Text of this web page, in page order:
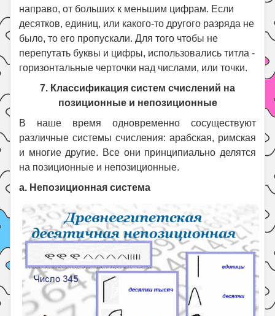
направо, от больших к меньшим цифрам. Если
десятков, единиц, или какого-то другого разряда не
было, то его пропускали. Для того чтобы не
перепутать буквы и цифры, использовались титла -
горизонтальные черточки над числами, или точки.
7. Классификация систем счислений на
позиционные и непозиционные
В наше время одновременно сосуществуют
различные системы счисления: арабская, римская
и многие другие. Все они принципиально делятся
на позиционные и непозиционные.
а. Непозиционная система